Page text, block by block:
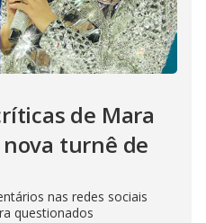
de Mara
turnê de
nas redes sociais
questionados